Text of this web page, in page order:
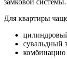
замковой системы.
Для квартиры
сувальдный
комбинацию